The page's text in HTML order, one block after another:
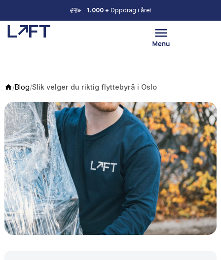
1.000 +Oppdrag i året